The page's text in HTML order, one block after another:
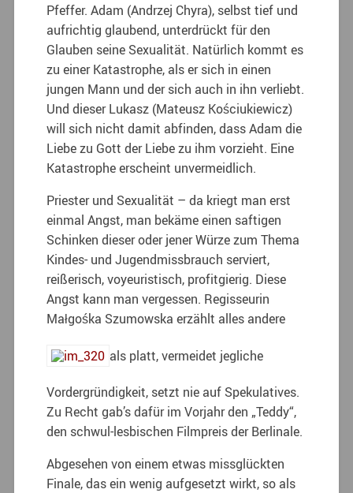
Pfeffer. Adam (Andrzej Chyra), selbst tief und
aufrichtig glaubend, unterdrückt für den
Glauben seine Sexualität. Natürlich kommt es
zu einer Katastrophe, als er sich in einen
jungen Mann und der sich auch in ihn verliebt.
Und dieser Lukasz (Mateusz Kościukiewicz)
will sich nicht damit abfinden, dass Adam die
Liebe zu Gott der Liebe zu ihm vorzieht. Eine
Katastrophe erscheint unvermeidlich.
Priester und Sexualität – da kriegt man erst
einmal Angst, man bekäme einen saftigen
Schinken dieser oder jener Würze zum Thema
Kindes- und Jugendmissbrauch serviert,
reißerisch, voyeuristisch, profitgierig. Diese
Angst kann man vergessen. Regisseurin
Małgośka Szumowska erzählt alles andere
als platt, vermeidet jegliche
Vordergründigkeit, setzt nie auf Spekulatives.
Zu Recht gab’s dafür im Vorjahr den „Teddy“,
den schwul-lesbischen Filmpreis der Berlinale.
Abgesehen von einem etwas missglückten
Finale, das ein wenig aufgesetzt wirkt, so als